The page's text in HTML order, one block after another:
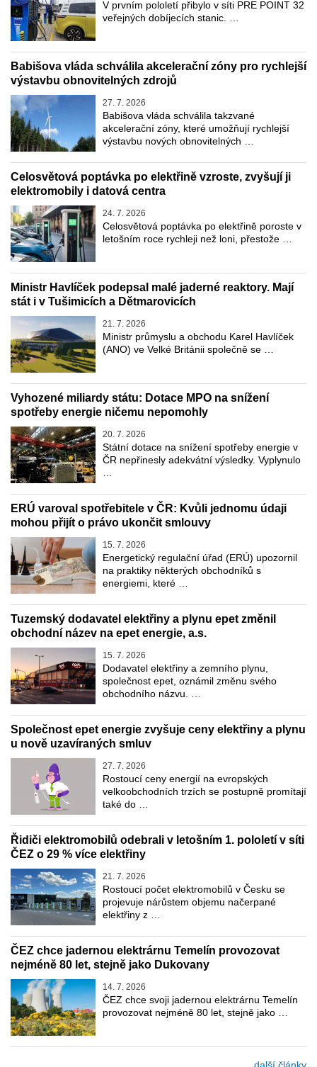
V prvním pololetí přibylo v síti PRE POINT 32
veřejných dobíjecích stanic. …
Babišova vláda schválila akcelerační zóny pro rychlejší
výstavbu obnovitelných zdrojů
27. 7. 2026
Babišova vláda schválila takzvané
akcelerační zóny, které umožňují rychlejší
výstavbu nových obnovitelných …
Celosvětová poptávka po elektřině vzroste, zvyšují ji
elektromobily i datová centra
24. 7. 2026
Celosvětová poptávka po elektřině poroste v
letošním roce rychleji než loni, přestože …
Ministr Havlíček podepsal malé jaderné reaktory. Mají
stát i v Tušimicích a Dětmarovicích
21. 7. 2026
Ministr průmyslu a obchodu Karel Havlíček
(ANO) ve Velké Británii společně se …
Vyhozené miliardy státu: Dotace MPO na snížení
spotřeby energie ničemu nepomohly
20. 7. 2026
Státní dotace na snížení spotřeby energie v
ČR nepřinesly adekvátní výsledky. Vyplynulo
…
ERÚ varoval spotřebitele v ČR: Kvůli jednomu údaji
mohou přijít o právo ukončit smlouvy
15. 7. 2026
Energetický regulační úřad (ERÚ) upozornil
na praktiky některých obchodníků s
energiemi, které …
Tuzemský dodavatel elektřiny a plynu epet změnil
obchodní název na epet energie, a.s.
15. 7. 2026
Dodavatel elektřiny a zemního plynu,
společnost epet, oznámil změnu svého
obchodního názvu. …
Společnost epet energie zvyšuje ceny elektřiny a plynu
u nově uzavíraných smluv
27. 7. 2026
Rostoucí ceny energií na evropských
velkoobchodních trzích se postupně promítají
také do …
Řidiči elektromobilů odebrali v letošním 1. pololetí v síti
ČEZ o 29 % více elektřiny
21. 7. 2026
Rostoucí počet elektromobilů v Česku se
projevuje nárůstem objemu načerpané
elektřiny z …
ČEZ chce jadernou elektrárnu Temelín provozovat
nejméně 80 let, stejně jako Dukovany
14. 7. 2026
ČEZ chce svoji jadernou elektrárnu Temelín
provozovat nejméně 80 let, stejně jako …